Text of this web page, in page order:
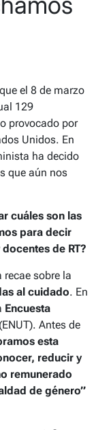
el 8 de marzo
129
provocado por
Unidos. En
ha decido
que aún nos
cuáles son las
para decir
de RT?
sobre la
al cuidado. En
Encuesta
(ENUT). Antes de
esta
reducir y
remunerado
de género”